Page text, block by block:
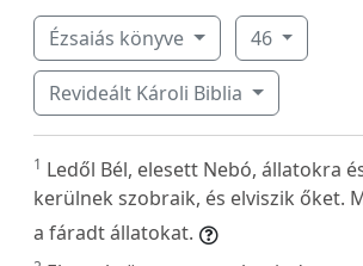
Ézsaiás könyve 46
Revideált Károli Biblia
1 Ledől Bél, elesett Nebó, állatokra
kerülnek szobraik, és elviszik őket.
a fáradt állatokat.